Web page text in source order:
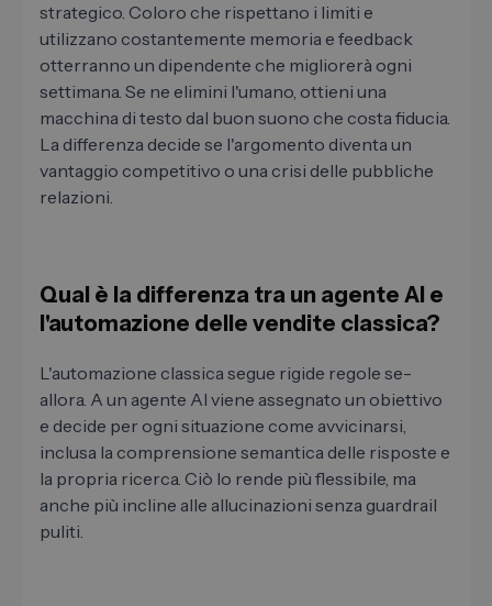
strategico. Coloro che rispettano i limiti e
utilizzano costantemente memoria e feedback
otterranno un dipendente che migliorerà ogni
settimana. Se ne elimini l'umano, ottieni una
macchina di testo dal buon suono che costa fiducia.
La differenza decide se l'argomento diventa un
vantaggio competitivo o una crisi delle pubbliche
relazioni.
Qual ​​è la differenza tra un agente AI e
l'automazione delle vendite classica?
L'automazione classica segue rigide regole se-
allora. A un agente AI viene assegnato un obiettivo
e decide per ogni situazione come avvicinarsi,
inclusa la comprensione semantica delle risposte e
la propria ricerca. Ciò lo rende più flessibile, ma
anche più incline alle allucinazioni senza guardrail
puliti.